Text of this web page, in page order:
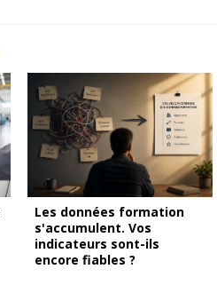
Les données formation
s'accumulent. Vos
indicateurs sont-ils
encore fiables ?